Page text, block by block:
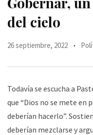
del cielo
26 septiembre, 2022
Todavía se escucha a
que “Dios no se mete en
deberían hacerlo”.
deberían mezclarse y